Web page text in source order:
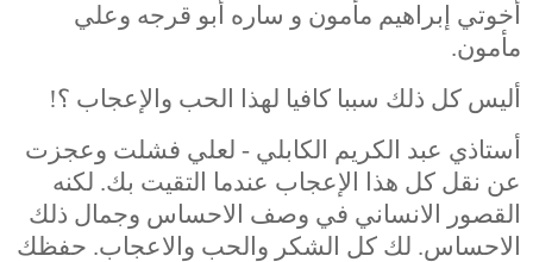
أخوتي إبراهيم مأمون و ساره أبو قرجه وعلي
مأمون.
أليس كل ذلك سببا كافيا لهذا الحب والإعجاب ؟!
أستاذي عبد الكريم الكابلي - لعلي فشلت وعجزت
عن نقل كل هذا الإعجاب عندما التقيت بك. لكنه
القصور الانساني في وصف الاحساس وجمال ذلك
الاحساس. لك كل الشكر والحب والاعجاب. حفظك